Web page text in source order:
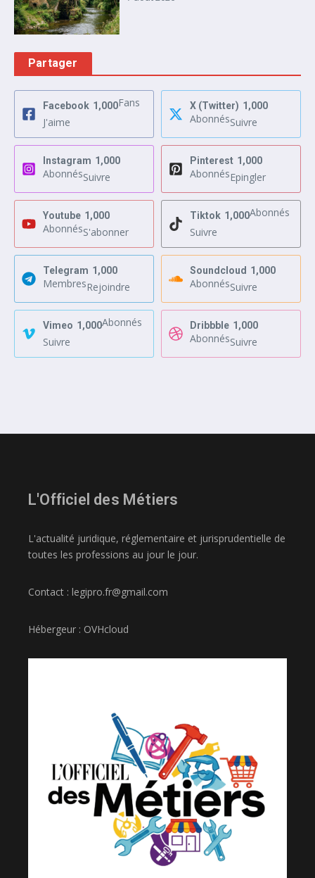
Partager
Facebook 1,000Fans
J'aime
X (Twitter) 1,000
AbonnésSuivre
Instagram 1,000
AbonnésSuivre
Pinterest 1,000
AbonnésEpingler
Youtube 1,000
AbonnésS'abonner
Tiktok 1,000Abonnés
Suivre
Telegram 1,000
MembresRejoindre
Soundcloud 1,000
AbonnésSuivre
Vimeo 1,000Abonnés
Suivre
Dribbble 1,000
AbonnésSuivre
L'Officiel des Métiers
L'actualité juridique, réglementaire et jurisprudentielle de
toutes les professions au jour le jour.
Contact : legipro.fr@gmail.com
Hébergeur : OVHcloud